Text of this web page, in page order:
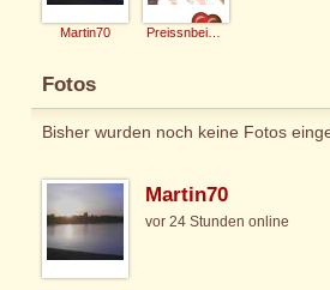
Martin70
Fotos
Bisher wurden noch keine Fotos
Martin70
vor 24 Stunden online